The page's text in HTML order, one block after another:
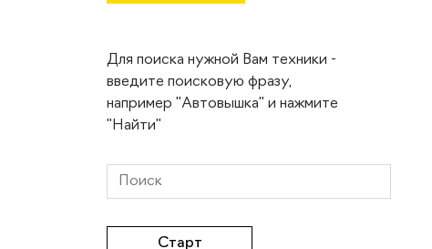
Для поиска нужной Вам техники -
введите поисковую фразу,
например "Автовышка" и нажмите
"Найти"